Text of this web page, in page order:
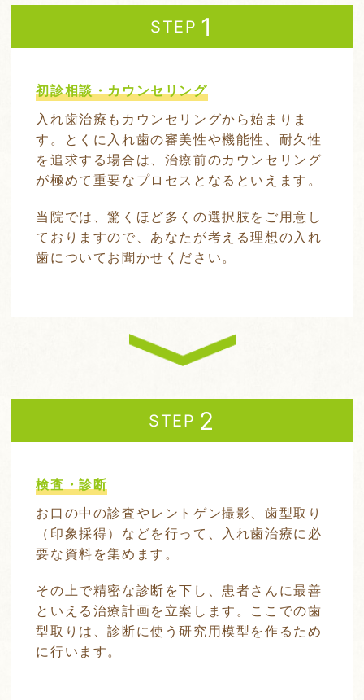
STEP
初診相談・カウンセリング
入れ歯治療もカウンセリングから始まりま
す。とくに入れ歯の審美性や機能性、耐久性
を追求する場合は、治療前のカウンセリング
が極めて重要なプロセスとなるといえます。
当院では、驚くほど多くの選択肢をご用意し
ておりますので、あなたが考える理想の入れ
歯についてお聞かせください。
STEP
検査・診断
お口の中の診査やレントゲン撮影、歯型取り
（印象採得）などを行って、入れ歯治療に必
要な資料を集めます。
その上で精密な診断を下し、患者さんに最善
といえる治療計画を立案します。ここでの歯
型取りは、診断に使う研究用模型を作るため
に行います。